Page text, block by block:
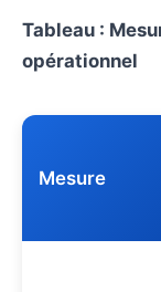
Tableau :
opérationnel
Mesure